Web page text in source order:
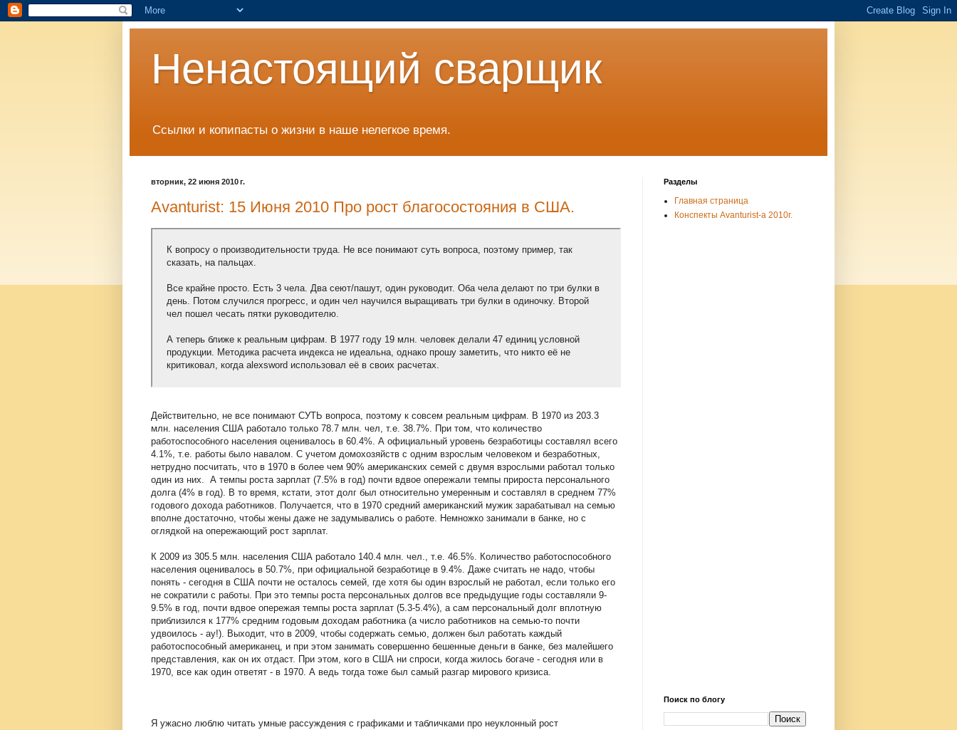
Ненастоящий сварщик
Ссылки и копипасты о жизни в наше нелегкое время.
вторник, 22 июня 2010 г.
Avanturist: 15 Июня 2010 Про рост благосостояния в США.
К вопросу о производительности труда. Не все понимают суть вопроса, поэтому пример, так
сказать, на пальцах.
Все крайне просто. Есть 3 чела. Два сеют/пашут, один руководит. Оба чела делают по три булки в
день. Потом случился прогресс, и один чел научился выращивать три булки в одиночку. Второй
чел пошел чесать пятки руководителю.
А теперь ближе к реальным цифрам. В 1977 году 19 млн. человек делали 47 единиц условной
продукции. Методика расчета индекса не идеальна, однако прошу заметить, что никто её не
критиковал, когда alexsword использовал её в своих расчетах.
Действительно, не все понимают СУТЬ вопроса, поэтому к совсем реальным цифрам. В 1970 из 203.3
млн. населения США работало только 78.7 млн. чел, т.е. 38.7%. При том, что количество
работоспособного населения оценивалось в 60.4%. А официальный уровень безработицы составлял всего
4.1%, т.е. работы было навалом. С учетом домохозяйств с одним взрослым человеком и безработных,
нетрудно посчитать, что в 1970 в более чем 90% американских семей с двумя взрослыми работал только
один из них. А темпы роста зарплат (7.5% в год) почти вдвое опережали темпы прироста персонального
долга (4% в год). В то время, кстати, этот долг был относительно умеренным и составлял в среднем 77%
годового дохода работников. Получается, что в 1970 средний американский мужик зарабатывал на семью
вполне достаточно, чтобы жены даже не задумывались о работе. Немножко занимали в банке, но с
оглядкой на опережающий рост зарплат.
К 2009 из 305.5 млн. населения США работало 140.4 млн. чел., т.е. 46.5%. Количество работоспособного
населения оценивалось в 50.7%, при официальной безработице в 9.4%. Даже считать не надо, чтобы
понять - сегодня в США почти не осталось семей, где хотя бы один взрослый не работал, если только его
не сократили с работы. При это темпы роста персональных долгов все предыдущие годы составляли 9-
9.5% в год, почти вдвое опережая темпы роста зарплат (5.3-5.4%), а сам персональный долг вплотную
приблизился к 177% средним годовым доходам работника (а число работников на семью-то почти
удвоилось - ау!). Выходит, что в 2009, чтобы содержать семью, должен был работать каждый
работоспособный американец, и при этом занимать совершенно бешенные деньги в банке, без малейшего
представления, как он их отдаст. При этом, кого в США ни спроси, когда жилось богаче - сегодня или в
1970, все как один ответят - в 1970. А ведь тогда тоже был самый разгар мирового кризиса.
Я ужасно люблю читать умные рассуждения с графиками и табличками про неуклонный рост
Разделы
Главная страница
Конспекты Avanturist-а 2010г.
Поиск по блогу